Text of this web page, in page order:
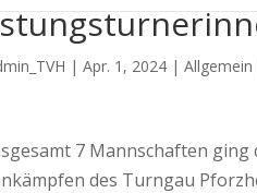
|Apr. 1, 2024 |Allgemein
7 Mannschaften ging
des Turngau